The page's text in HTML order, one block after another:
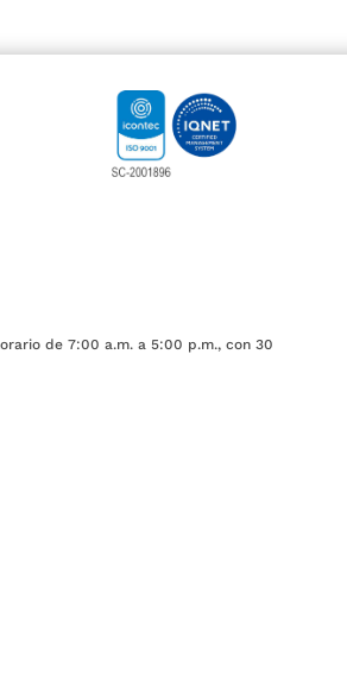
de 7:00 a.m. a 5:00 p.m., con 30